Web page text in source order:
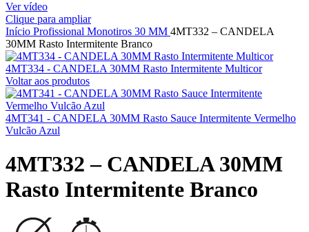
Ver vídeo
Clique para ampliar
Início Profissional Monotiros 30 MM 4MT332 – CANDELA
30MM Rasto Intermitente Branco
4MT334 - CANDELA 30MM Rasto Intermitente Multicor
Voltar aos produtos
4MT341 - CANDELA 30MM Rasto Sauce Intermitente Vermelho
Vulcão Azul
4MT332 – CANDELA 30MM
Rasto Intermitente Branco